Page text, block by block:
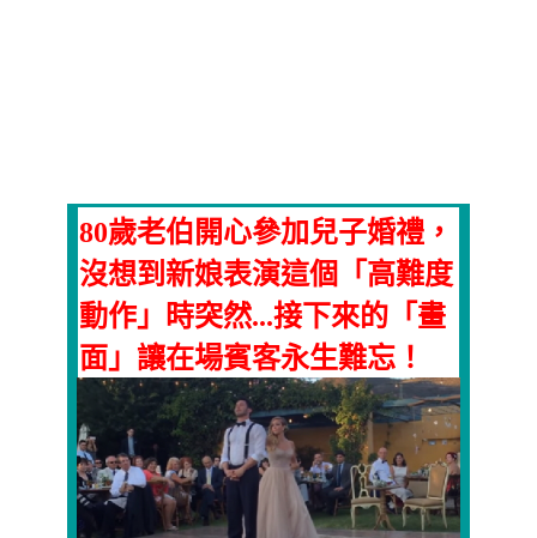
80歲老伯開心參加兒子婚禮，
沒想到新娘表演這個「高難度
動作」時突然...接下來的「畫
面」讓在場賓客永生難忘！